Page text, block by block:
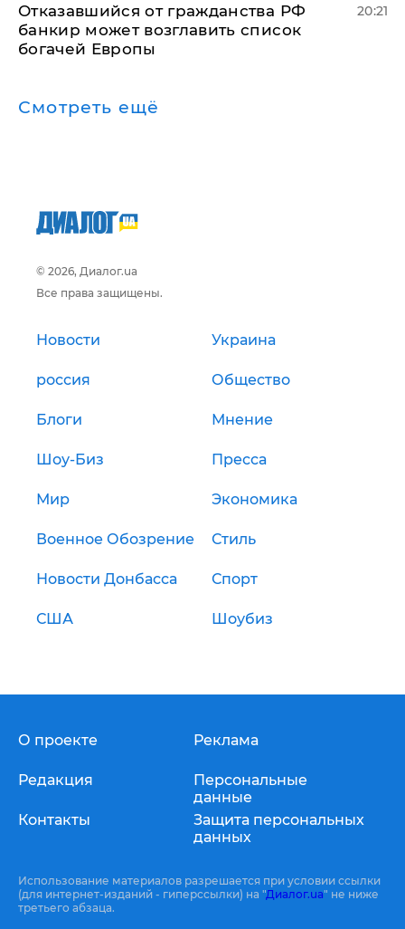
Отказавшийся от гражданства РФ
банкир может возглавить список
богачей Европы
20:21
Смотреть ещё
© 2026, Диалог.ua
Все права защищены.
Новости Украина
россия Общество
Блоги Мнение
Шоу-Биз Пресса
Мир Экономика
Военное Обозрение Стиль
Новости Донбасса Спорт
США Шоубиз
О проекте
Редакция
Контакты
Реклама
Персональные
данные
Защита персональных
данных
Использование материалов разрешается при условии ссылки
(для интернет-изданий - гиперссылки) на "Диалог.ua" не ниже
третьего абзаца.